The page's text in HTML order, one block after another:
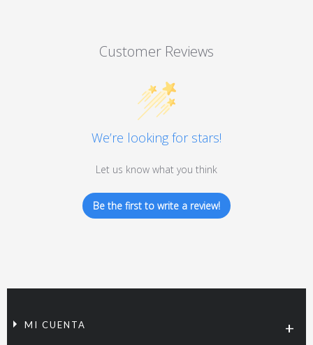
Customer Reviews
We’re looking for stars!
Let us know what you think
Be the first to write a review!
MI CUENTA